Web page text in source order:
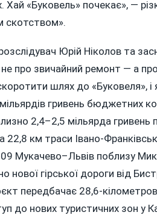
«Буковель» почекає», —
скотством».
Юрій Ніколов та
не про звичайний ремонт — а
шлях до «Буковеля»,
гривень бюджетних
2,4–2,5 мільярда гривень
22,8 км траси Івано-
Мукачево–Львів поблизу
гірської дороги від
передбачає 28,6-
до нових туристичних зон у